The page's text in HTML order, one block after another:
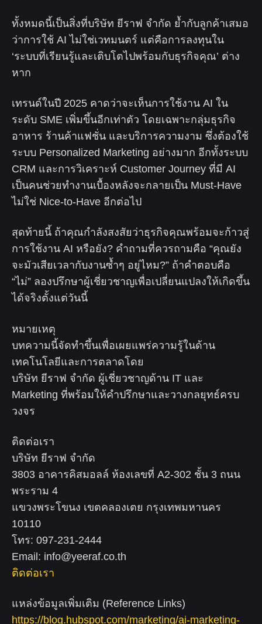
ทั้งหมดนี้เป็นสิ่งที่บริษัท ยีราฟ จำกัด ย้ำกับลูกค้าเสมอ
ว่าการใช้ AI ไม่ใช่เวทมนตร์ แต่คือการลงทุนใน
‘ระบบที่เรียนรู้และเติบโตไปพร้อมกับธุรกิจคุณ’ ต่าง
หาก
เทรนด์ในปี 2025 คาดว่าจะเห็นการใช้งาน AI ใน
ระดับ SME เพิ่มขึ้นอีกเท่าตัว โดยเฉพาะกลุ่มธุรกิจ
อาหาร ร้านค้าแฟชั่น และบริการความงาม ซึ่งต้องใช้
ระบบ Personalized Marketing อย่างมาก อีกทั้งระบบ
CRM และการวิเคราะห์ Customer Journey ที่มี AI
เป็นคนช่วยทำงานเบื้องหลังจะกลายเป็น Must-Have
ไม่ใช่ Nice-to-Have อีกต่อไป
สุดท้ายนี้ ถ้าคุณกำลังสงสัยว่าธุรกิจคุณพร้อมจะก้าวสู่
การใช้งาน AI หรือยัง? คำถามที่ควรถามคือ “คุณยัง
จะมัวเสียเวลากับงานซ้ำๆ อยู่ไหม?” ถ้าคำตอบคือ
“ไม่” ลองปรึกษาผู้เชี่ยวชาญเพื่อเปลี่ยนแปลงให้เกิดขึ้น
ได้จริงตั้งแต่วันนี้
หมายเหตุ
บทความนี้จัดทำขึ้นเพื่อเผยแพร่ความรู้ในด้าน
เทคโนโลยีและการตลาดโดย
บริษัท ยีราฟ จำกัด ผู้เชี่ยวชาญด้าน IT และ
Marketing ที่พร้อมให้คำปรึกษาและวางกลยุทธ์ครบ
วงจร
ติดต่อเรา
บริษัท ยีราฟ จำกัด
3803 อาคารคิสมอลล์ ห้องเลขที่ A2-302 ชั้น 3 ถนน
พระราม 4
แขวงพระโขนง เขตคลองเตย กรุงเทพมหานคร
10110
โทร: 097-231-2444
Email: info@yeeraf.co.th
ติดต่อเรา
แหล่งข้อมูลเพิ่มเติม (Reference Links)
https://blog.hubspot.com/marketing/ai-marketing-